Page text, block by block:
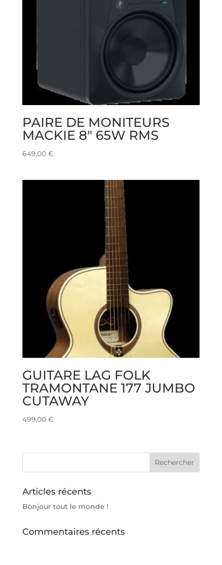
PAIRE DE MONITEURS
MACKIE 8″ 65W RMS
649,00 €
GUITARE LAG FOLK
TRAMONTANE 177 JUMBO
CUTAWAY
499,00 €
Articles récents
Bonjour tout le monde !
Commentaires récents